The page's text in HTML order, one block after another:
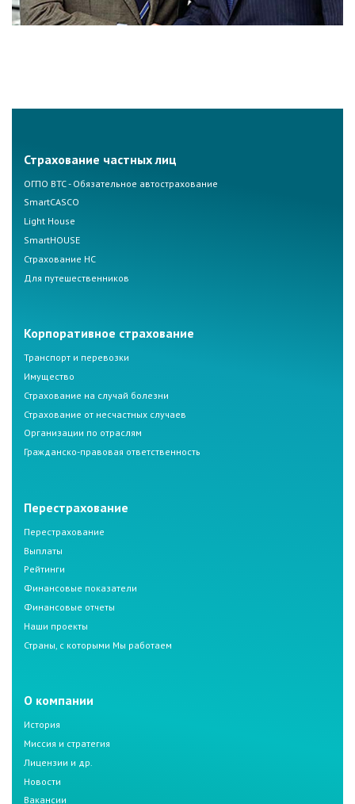
Страхование частных лиц
ОГПО ВТС - Обязательное автострахование
SmartCASCO
Light House
SmartHOUSE
Страхование НС
Для путешественников
Корпоративное страхование
Транспорт и перевозки
Имущество
Страхование на случай болезни
Страхование от несчастных случаев
Организации по отраслям
Гражданско-правовая ответственность
Перестрахование
Перестрахование
Выплаты
Рейтинги
Финансовые показатели
Финансовые отчеты
Наши проекты
Страны, с которыми Мы работаем
О компании
История
Миссия и стратегия
Лицензии и др.
Новости
Вакансии